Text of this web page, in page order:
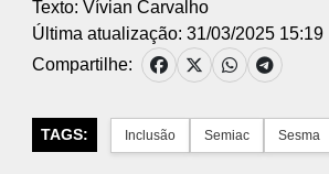
Texto: Vívian Carvalho
Última atualização: 31/03/2025 15:19
Compartilhe:
TAGS: Inclusão Semiac Sesma